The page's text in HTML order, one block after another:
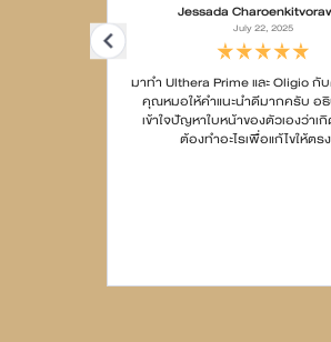
Jessada
July 22, 2025
มาทำ Ulthera Prime และ Oligio
คุณหมอให้คำแนะนำดีมากครับ อธิ
เข้าใจปัญหาใบหน้าของตัวเองว่าเ
ต้องทำอะไรเพื่อแก้ไขให้ตร